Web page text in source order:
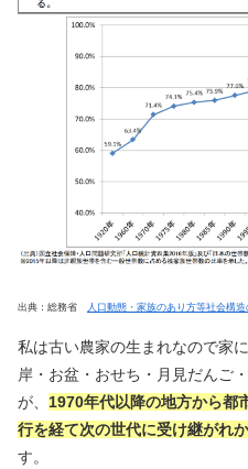
出典：総務省 人口動態・家族のあり方等社会構
私は古い農家の生まれなので家
岸・お盆・おせち・月見だんご
が、 1970年代以降の地方から都
行を経て次の世代に受け継がれ
す。